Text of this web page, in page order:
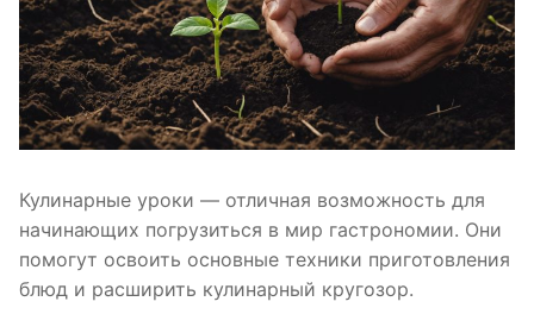
Кулинарные уроки — отличная возможность для
начинающих погрузиться в мир гастрономии. Они
помогут освоить основные техники приготовления
блюд и расширить кулинарный кругозор.